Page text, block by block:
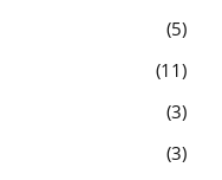
5
11
3
3